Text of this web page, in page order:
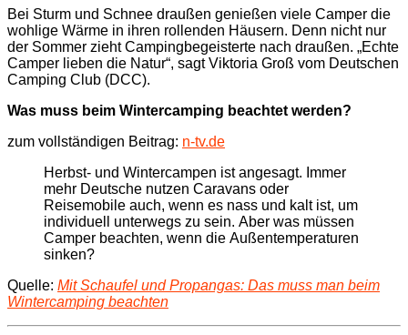
Bei Sturm und Schnee draußen genießen viele Camper die
wohlige Wärme in ihren rollenden Häusern. Denn nicht nur
der Sommer zieht Campingbegeisterte nach draußen. „Echte
Camper lieben die Natur“, sagt Viktoria Groß vom Deutschen
Camping Club (DCC).
Was muss beim Wintercamping beachtet werden?
zum vollständigen Beitrag: n-tv.de
Herbst- und Wintercampen ist angesagt. Immer
mehr Deutsche nutzen Caravans oder
Reisemobile auch, wenn es nass und kalt ist, um
individuell unterwegs zu sein. Aber was müssen
Camper beachten, wenn die Außentemperaturen
sinken?
Quelle: Mit Schaufel und Propangas: Das muss man beim
Wintercamping beachten